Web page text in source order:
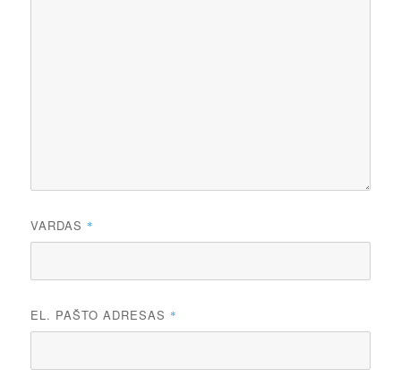
VARDAS *
EL. PAŠTO ADRESAS *